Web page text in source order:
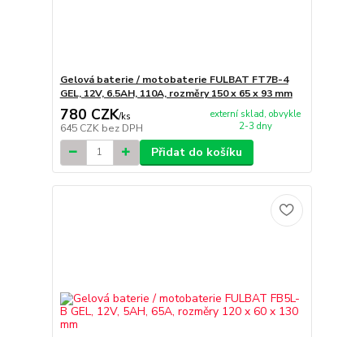
Gelová baterie / motobaterie FULBAT FT7B-4
GEL, 12V, 6.5AH, 110A, rozměry 150 x 65 x 93 mm
780 CZK/ks
645 CZK bez DPH
externí sklad, obvykle
2-3 dny
Přidat do košíku